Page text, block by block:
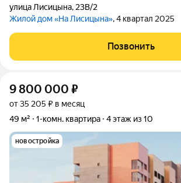
улица Лисицына, 23В/2
Жилой дом «На Лисицына», 4 квартал 2025
Позвонить
9 800 000 ₽
от 35 205 ₽ в месяц
49 м²
1-комн. квартира 4 этаж из 10
новостройка